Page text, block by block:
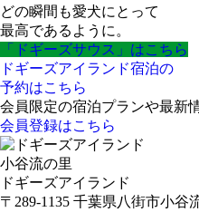
どの瞬間も愛犬にとって
最高であるように。
「ドギーズサウス」はこちら
ドギーズアイランド宿泊の
予約はこちら
会員限定の宿泊プランや最新
会員登録はこちら
小谷流の里
ドギーズアイランド
〒289-1135 千葉県八街市小谷